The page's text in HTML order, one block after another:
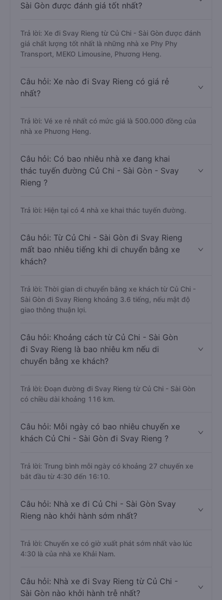
Sài Gòn được đánh giá tốt nhất?
Trả lời: Xe đi Svay Rieng từ Củ Chi - Sài Gòn được đánh
giá chất lượng tốt nhất là những nhà xe Phy Phy
Transport, MEKO Limousine, Phương Heng.
Câu hỏi: Xe nào đi Svay Rieng có giá rẻ
nhất?
Trả lời: Vé xe rẻ nhất có mức giá là 500.000 đồng của
nhà xe Phương Heng.
Câu hỏi: Có bao nhiêu nhà xe đang khai
thác tuyến đường Củ Chi - Sài Gòn - Svay
Rieng ?
Trả lời: Hiện tại có 4 nhà xe khai thác tuyến đường.
Câu hỏi: Từ Củ Chi - Sài Gòn đi Svay Rieng
mất bao nhiêu tiếng khi di chuyển bằng xe
khách?
Trả lời: Thời gian di chuyển bằng xe khách từ Củ Chi -
Sài Gòn đi Svay Rieng khoảng 3.6 tiếng, nếu mật độ
giao thông thuận lợi.
Câu hỏi: Khoảng cách từ Củ Chi - Sài Gòn
đi Svay Rieng là bao nhiêu km nếu di
chuyển bằng xe khách?
Trả lời: Đoạn đường đi Svay Rieng từ Củ Chi - Sài Gòn
có chiều dài khoảng 116 km.
Câu hỏi: Mỗi ngày có bao nhiêu chuyến xe
khách Củ Chi - Sài Gòn đi Svay Rieng ?
Trả lời: Trung bình mỗi ngày có khoảng 27 chuyến xe
bắt đầu từ 4:30 đến 16:10.
Câu hỏi: Nhà xe đi Củ Chi - Sài Gòn Svay
Rieng nào khởi hành sớm nhất?
Trả lời: Chuyến xe có giờ xuất phát sớm nhất vào lúc
4:30 là của nhà xe Khải Nam.
Câu hỏi: Nhà xe đi Svay Rieng từ Củ Chi -
Sài Gòn nào khởi hành trễ nhất?